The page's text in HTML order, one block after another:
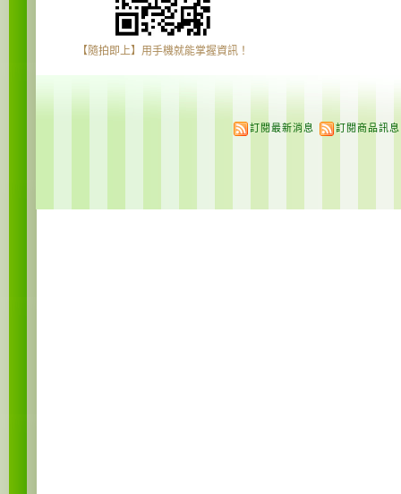
【隨拍即上】用手機就能掌握資訊！
訂閱最新消息 訂閱商品訊息